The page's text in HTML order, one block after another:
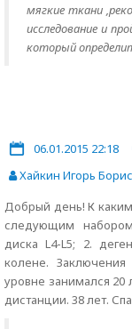
мягкие ткани
исследование и
который
06.01.2015 22:18
Хайкин Игорь
Добрый день! К
следующим
диска L4-L5; 2.
колене.
уровне занимался
дистанции. 38 лет.